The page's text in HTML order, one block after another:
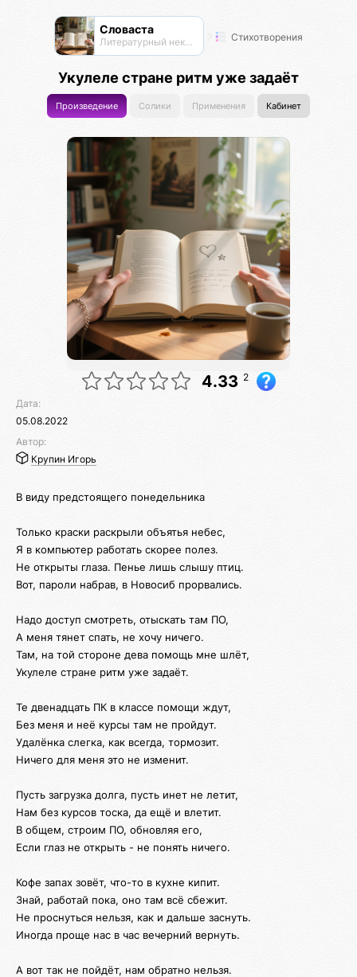
Словаста
Литературный нексус Стихотворения
Укулеле стране ритм уже задаёт
Произведение Солики Применения Кабинет
4.33 2
Дата:
05.08.2022
Автор:
Крупин Игорь
В виду предстоящего понедельника
Только краски раскрыли объятья небес,
Я в компьютер работать скорее полез.
Не открыты глаза. Пенье лишь слышу птиц.
Вот, пароли набрав, в Новосиб прорвались.
Надо доступ смотреть, отыскать там ПО,
А меня тянет спать, не хочу ничего.
Там, на той стороне дева помощь мне шлёт,
Укулеле стране ритм уже задаёт.
Те двенадцать ПК в классе помощи ждут,
Без меня и неё курсы там не пройдут.
Удалёнка слегка, как всегда, тормозит.
Ничего для меня это не изменит.
Пусть загрузка долга, пусть инет не летит,
Нам без курсов тоска, да ещё и влетит.
В общем, строим ПО, обновляя его,
Если глаз не открыть - не понять ничего.
Кофе запах зовёт, что-то в кухне кипит.
Знай, работай пока, оно там всё сбежит.
Не проснуться нельзя, как и дальше заснуть.
Иногда проще нас в час вечерний вернуть.
А вот так не пойдёт, нам обратно нельзя.